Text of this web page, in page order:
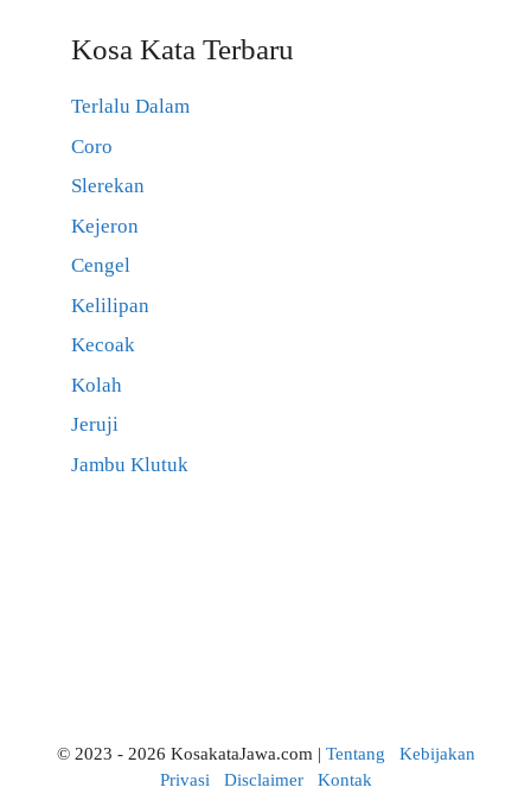
Kosa Kata Terbaru
Terlalu Dalam
Coro
Slerekan
Kejeron
Cengel
Kelilipan
Kecoak
Kolah
Jeruji
Jambu Klutuk
© 2023 - 2026 KosakataJawa.com | Tentang
Kebijakan
Privasi
Disclaimer Kontak